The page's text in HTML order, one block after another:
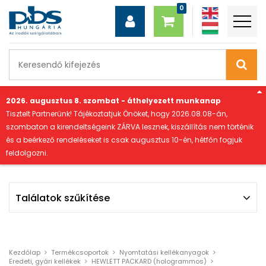
2026. augusztus 8. szombat - áthelyezett munkanap
Tisztelt Partnerünk! Tájékoztatjuk Önöket, hogy 2026.08.08-án,
szombaton a kirendeltségeink ZÁRVA lesznek, kiszállítás nem történik
és a beérkező rendeléseket is csak augusztus 10-én, hétfőn fogjuk
feldolgozni.
Találatok szűkítése
Kezdőlap Termékcsoportok
Nyomtatási kellékanyagok
Eredeti, gyári kellékek
HEWLETT PACKARD (hologrammos)